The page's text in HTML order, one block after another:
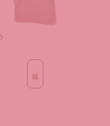
rot